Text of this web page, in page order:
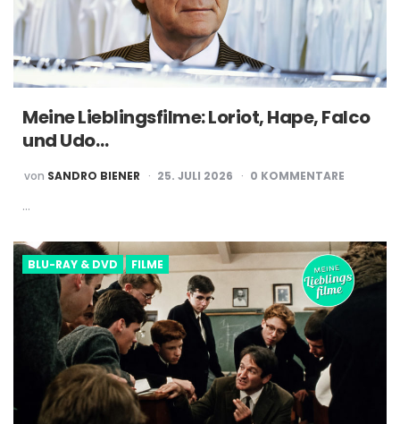
Meine Lieblingsfilme: Loriot, Hape, Falco
und Udo…
POSTED
BY
von SANDRO BIENER 25. JULI 2026 0 KOMMENTARE
…
BLU-RAY & DVD FILME